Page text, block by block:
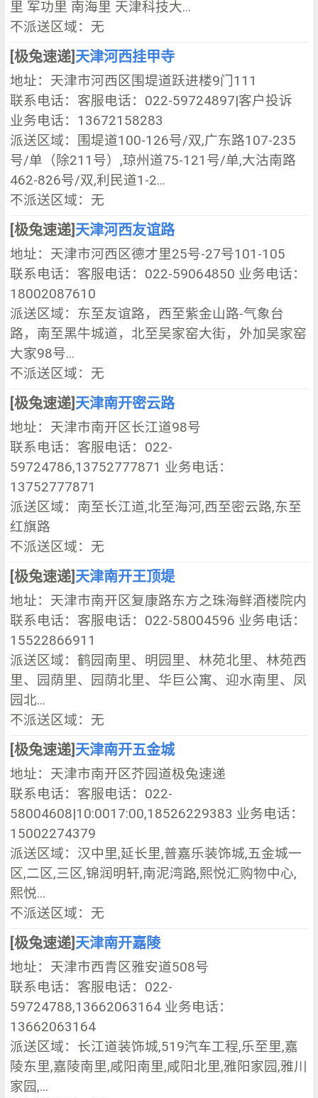
里 军功里 南海里 天津科技大...
不派送区域：无
[极兔速递]天津河西挂甲寺
地址：天津市河西区围堤道跃进楼9门111
联系电话：客服电话：022-59724897|客户投诉
业务电话：13672158283
派送区域：围堤道100-126号/双,广东路107-235
号/单（除211号）,琼州道75-121号/单,大沽南路
462-826号/双,利民道1-2...
不派送区域：无
[极兔速递]天津河西友谊路
地址：天津市河西区德才里25号-27号101-105
联系电话：客服电话：022-59064850 业务电话：
18002087610
派送区域：东至友谊路，西至紫金山路-气象台
路，南至黑牛城道，北至吴家窑大街，外加吴家窑
大家98号...
不派送区域：无
[极兔速递]天津南开密云路
地址：天津市南开区长江道98号
联系电话：客服电话：022-
59724786,13752777871 业务电话：
13752777871
派送区域：南至长江道,北至海河,西至密云路,东至
红旗路
不派送区域：无
[极兔速递]天津南开王顶堤
地址：天津市南开区复康路东方之珠海鲜酒楼院内
联系电话：客服电话：022-58004596 业务电话：
15522866911
派送区域：鹤园南里、明园里、林苑北里、林苑西
里、园荫里、园荫北里、华巨公寓、迎水南里、凤
园北...
不派送区域：无
[极兔速递]天津南开五金城
地址：天津市南开区芥园道极兔速递
联系电话：客服电话：022-
58004608|10:0017:00,18526229383 业务电话：
15002274379
派送区域：汉中里,延长里,普嘉乐装饰城,五金城一
区,二区,三区,锦润明轩,南泥湾路,熙悦汇购物中心,
熙悦...
不派送区域：无
[极兔速递]天津南开嘉陵
地址：天津市西青区雅安道508号
联系电话：客服电话：022-
59724788,13662063164 业务电话：
13662063164
派送区域：长江道装饰城,519汽车工程,乐至里,嘉
陵东里,嘉陵南里,咸阳南里,咸阳北里,雅阳家园,雅川
家园,...